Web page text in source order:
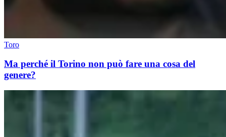
Toro
Ma perché il Torino non può fare una cosa del
genere?